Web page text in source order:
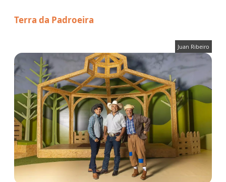
Terra da Padroeira
Juan Ribeiro